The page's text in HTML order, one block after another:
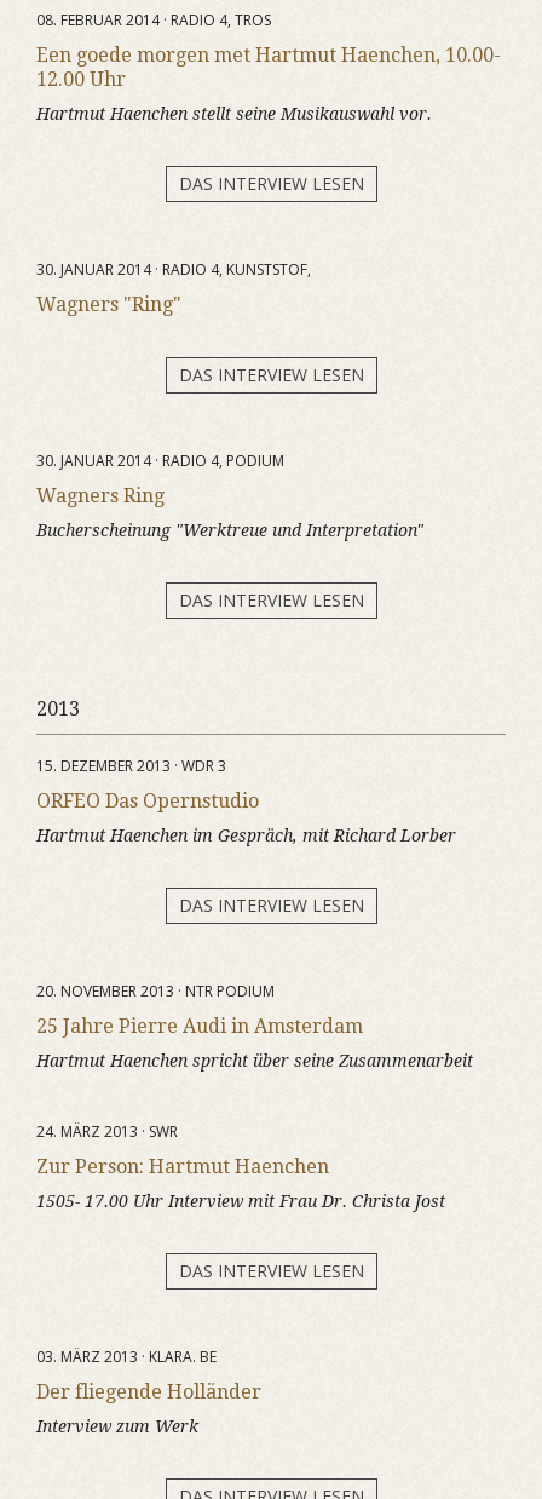
08. FEBRUAR 2014 · RADIO 4, TROS
Een goede morgen met Hartmut Haenchen, 10.00-
12.00 Uhr
Hartmut Haenchen stellt seine Musikauswahl vor.
DAS INTERVIEW LESEN
30. JANUAR 2014 · RADIO 4, KUNSTSTOF,
Wagners "Ring"
DAS INTERVIEW LESEN
30. JANUAR 2014 · RADIO 4, PODIUM
Wagners Ring
Bucherscheinung "Werktreue und Interpretation"
DAS INTERVIEW LESEN
2013
15. DEZEMBER 2013 · WDR 3
ORFEO Das Opernstudio
Hartmut Haenchen im Gespräch, mit Richard Lorber
DAS INTERVIEW LESEN
20. NOVEMBER 2013 · NTR PODIUM
25 Jahre Pierre Audi in Amsterdam
Hartmut Haenchen spricht über seine Zusammenarbeit
24. MÄRZ 2013 · SWR
Zur Person: Hartmut Haenchen
1505- 17.00 Uhr Interview mit Frau Dr. Christa Jost
DAS INTERVIEW LESEN
03. MÄRZ 2013 · KLARA. BE
Der fliegende Holländer
Interview zum Werk